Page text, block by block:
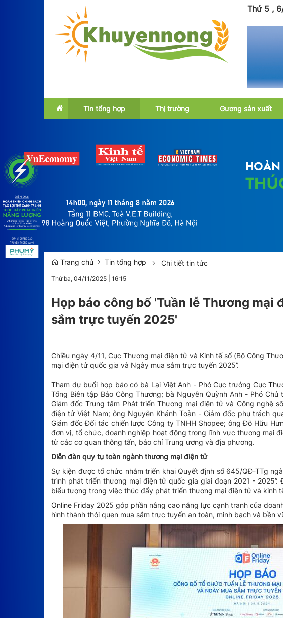
Thứ 5 ,
Tin tổng hợp
Emagazine
Thị trường
Trong nước
Gương sản xuất
Trang chủ Tin tổng hợp Chi tiết tin tức
Thứ ba, 04/11/2025 16:15
Họp báo công bố 'Tuần lễ Thương mại
sắm trực tuyến 2025'
Chiều ngày 4/11, Cục Thương mại điện tử và Kinh tế số (Bộ Công
mại điện tử quốc gia và Ngày mua sắm trực tuyến 2025”.
Tham dự buổi họp báo có bà Lại Việt Anh - Phó Cục trưởng Cục
Tổng Biên tập Báo Công Thương; bà Nguyễn Quỳnh Anh - Phó
Giám đốc Trung tâm Phát triển Thương mại điện tử và Công nghệ
điện tử Việt Nam; ông Nguyễn Khánh Toàn - Giám đốc phụ trách
Giám đốc Đối tác chiến lược Công ty TNHH Shopee; ông Đỗ Hữu
đơn vị, tổ chức, doanh nghiệp hoạt động trong lĩnh vực thương mại
từ các cơ quan thông tấn, báo chí Trung ương và địa phương.
Diễn đàn quy tụ toàn ngành thương mại điện tử
Sự kiện được tổ chức nhằm triển khai Quyết định số 645/QĐ-TTg
trình phát triển thương mại điện tử quốc gia giai đoạn 2021 -
biểu tượng trong việc thúc đẩy phát triển thương mại điện tử và kinh
Online Friday 2025 góp phần nâng cao năng lực cạnh tranh của
hình thành thói quen mua sắm trực tuyến an toàn, minh bạch và bền